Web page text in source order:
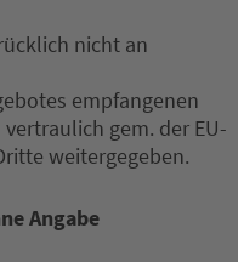
nicht an
empfangenen
gem. der EU-
weitergegeben.
Angabe